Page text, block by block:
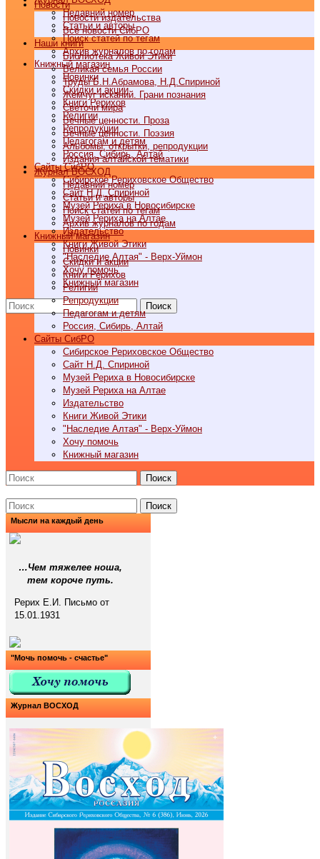
Недавний номер
Статьи и авторы
Поиск статей по тегам
Архив журналов по годам
Книжный магазин
Новинки
Скидки и акции
Книги Рерихов
Религии
Репродукции
Педагогам и детям
Россия, Сибирь, Алтай
Cайты СибРО
Сибирское Рериховское Общество
Сайт Н.Д. Спириной
Музей Рериха в Новосибирске
Музей Рериха на Алтае
Издательство
Книги Живой Этики
"Наследие Алтая" - Верх-Уймон
Хочу помочь
Книжный магазин
Поиск
Новости
Новости издательства
Все новости СибРО
Наши книги
Библиотека Живой Этики
Великая семья России
Труды Б.Н.Абрамова, Н.Д.Спириной
Жемчуг исканий. Грани познания
Светочи мира
Вечные ценности. Проза
Вечные ценности. Поэзия
Альбомы, открытки, репродукции
Издания алтайской тематики
Журнал ВОСХОД
Недавний номер
Статьи и авторы
Поиск статей по тегам
Архив журналов по годам
Книжный магазин
Новинки
Скидки и акции
Книги Рерихов
Религии
Репродукции
Педагогам и детям
Россия, Сибирь, Алтай
Cайты СибРО
Сибирское Рериховское Общество
Сайт Н.Д. Спириной
Музей Рериха в Новосибирске
Музей Рериха на Алтае
Издательство
Книги Живой Этики
"Наследие Алтая" - Верх-Уймон
Хочу помочь
Книжный магазин
Поиск
Поиск
Мысли на каждый день
…Чем тяжелее ноша,
тем короче путь.
Рерих Е.И. Письмо от
15.01.1931
"Мочь помочь - счастье"
Журнал ВОСХОД